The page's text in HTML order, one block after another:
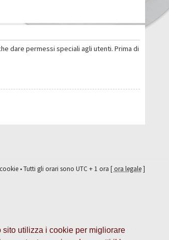
sito utilizza i cookie per migliorare
dare permessi speciali agli utenti. Prima di
• Tutti gli orari sono UTC + 1 ora [ora legale]